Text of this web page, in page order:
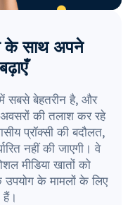
के साथ अपने
सबसे बेहतरीन है, और
अवसरों की तलाश कर रहे
प्रॉक्सी की बदौलत,
नहीं की जाएगी। वे
मीडिया खातों को
उपयोग के मामलों के लिए